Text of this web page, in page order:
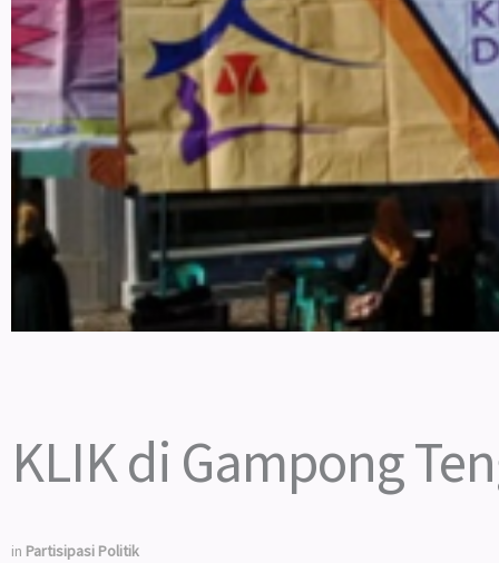
KLIK di Gampong
in Partisipasi Politik